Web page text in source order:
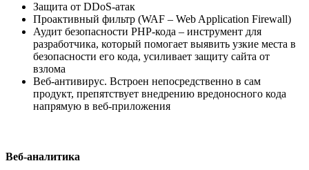
Защита от DDoS-атак
Проактивный фильтр (WAF – Web Application Firewall)
Аудит безопасности PHP-кода – инструмент для
разработчика, который помогает выявить узкие места в
безопасности его кода, усиливает защиту сайта от
взлома
Веб-антивирус. Встроен непосредственно в сам
продукт, препятствует внедрению вредоносного кода
напрямую в веб-приложения
Веб-аналитика